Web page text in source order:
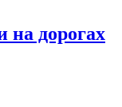
на дорогах